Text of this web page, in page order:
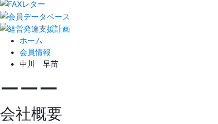
ホーム
会員情報
中川 早苗
ーーー
会社概要